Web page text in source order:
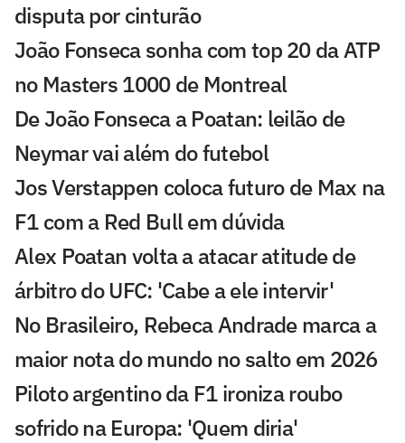
disputa por cinturão
João Fonseca sonha com top 20 da ATP
no Masters 1000 de Montreal
De João Fonseca a Poatan: leilão de
Neymar vai além do futebol
Jos Verstappen coloca futuro de Max na
F1 com a Red Bull em dúvida
Alex Poatan volta a atacar atitude de
árbitro do UFC: 'Cabe a ele intervir'
No Brasileiro, Rebeca Andrade marca a
maior nota do mundo no salto em 2026
Piloto argentino da F1 ironiza roubo
sofrido na Europa: 'Quem diria'